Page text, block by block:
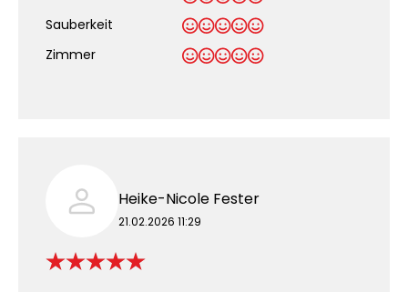
Sauberkeit
Zimmer
Heike-Nicole Fester
21.02.2026 11:29